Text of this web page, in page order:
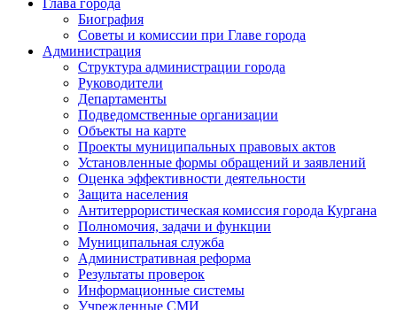
Глава города
Биография
Советы и комиссии при Главе города
Администрация
Структура администрации города
Руководители
Департаменты
Подведомственные организации
Объекты на карте
Проекты муниципальных правовых актов
Установленные формы обращений и заявлений
Оценка эффективности деятельности
Защита населения
Антитеррористическая комиссия города Кургана
Полномочия, задачи и функции
Муниципальная служба
Административная реформа
Результаты проверок
Информационные системы
Учрежденные СМИ